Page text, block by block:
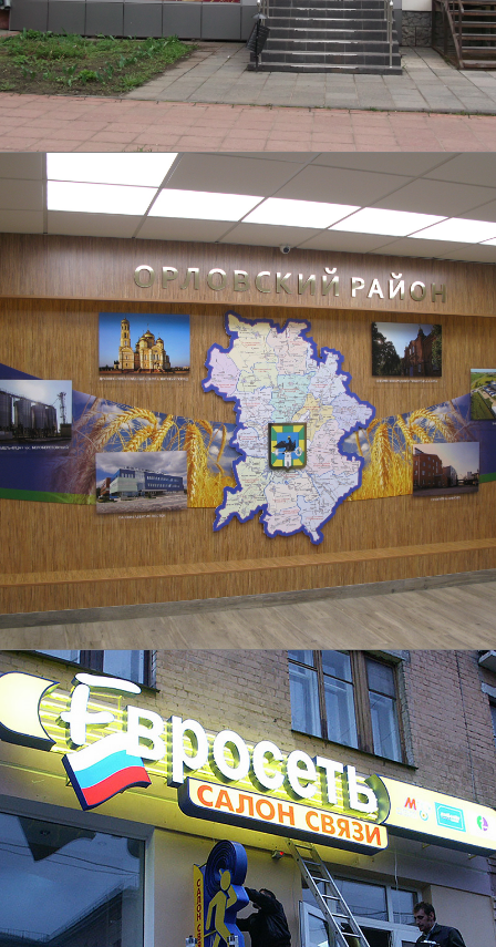
Бюджетная вывеска Дубки
Подробнее
Декоративное панно в холле Администрации
Орловского района
Подробнее